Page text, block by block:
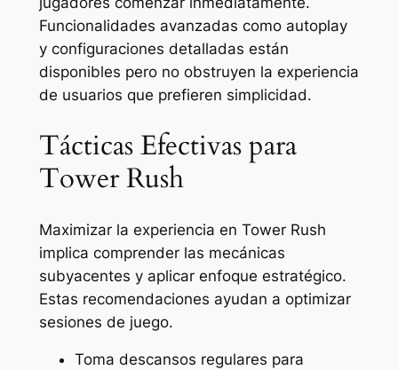
Funcionalidades avanzadas como autoplay
y configuraciones detalladas están
disponibles pero no obstruyen la experiencia
de usuarios que prefieren simplicidad.
Tácticas Efectivas para
Tower Rush
Maximizar la experiencia en Tower Rush
implica comprender las mecánicas
subyacentes y aplicar enfoque estratégico.
Estas recomendaciones ayudan a optimizar
sesiones de juego.
Toma descansos regulares para